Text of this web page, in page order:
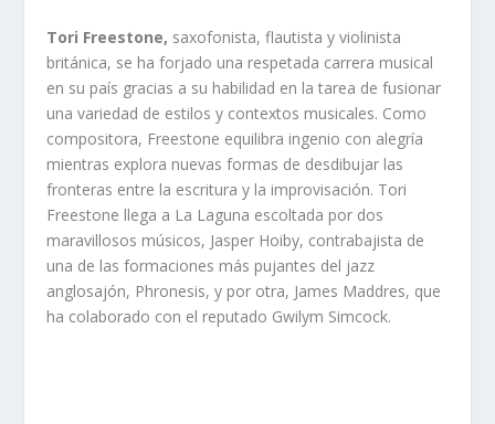
Tori Freestone, saxofonista, flautista y violinista
británica, se ha forjado una respetada carrera musical
en su país gracias a su habilidad en la tarea de fusionar
una variedad de estilos y contextos musicales. Como
compositora, Freestone equilibra ingenio con alegría
mientras explora nuevas formas de desdibujar las
fronteras entre la escritura y la improvisación. Tori
Freestone llega a La Laguna escoltada por dos
maravillosos músicos, Jasper Hoiby, contrabajista de
una de las formaciones más pujantes del jazz
anglosajón, Phronesis, y por otra, James Maddres, que
ha colaborado con el reputado Gwilym Simcock.